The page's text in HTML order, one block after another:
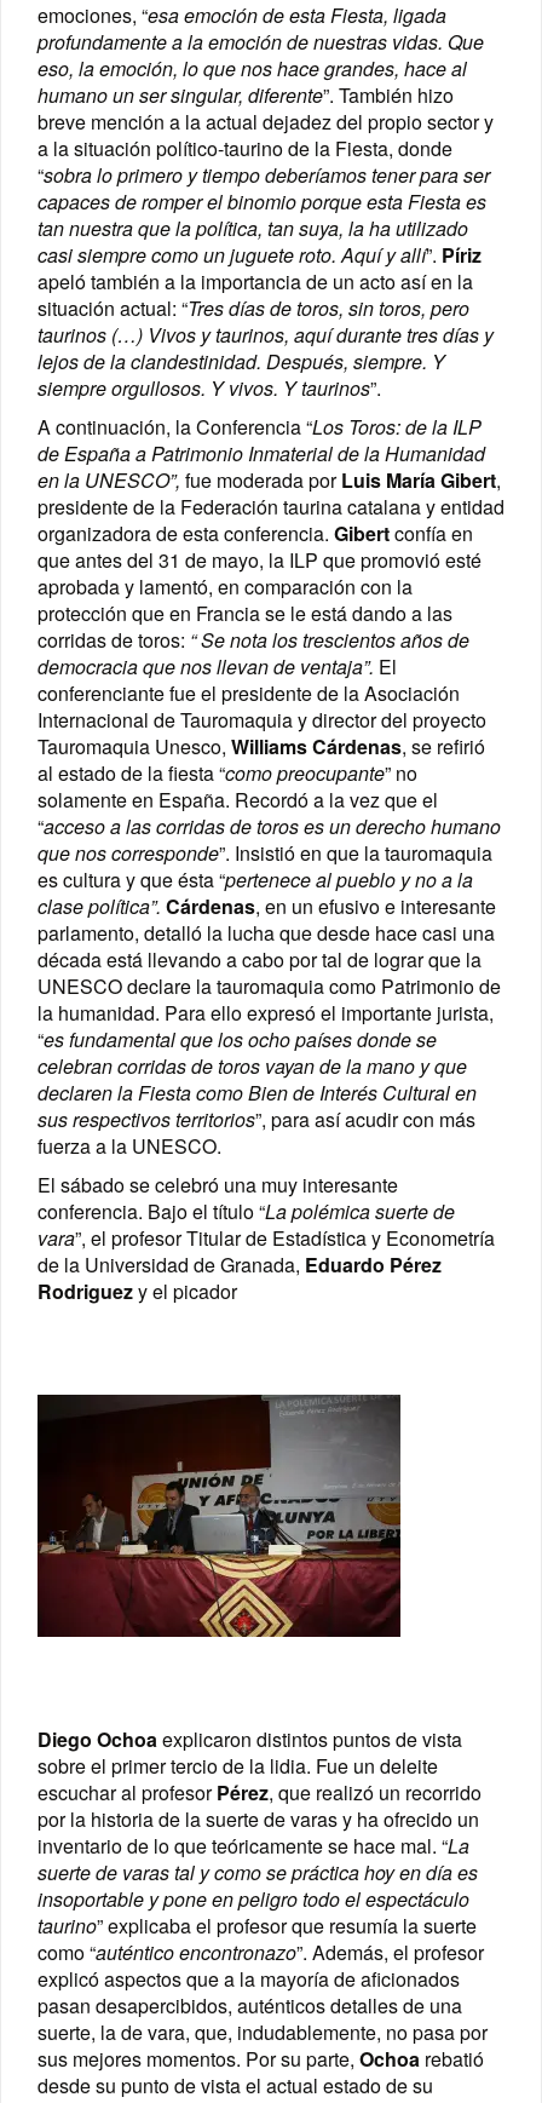
emociones, “esaemoción de esta Fiesta, ligada
profundamente a la emoción de nuestras vidas. Que
eso, la emoción, lo que nos hace grandes, hace al
humano un ser singular, diferente”. También hizo
breve mención a la actual dejadez del propio sector y
a la situación político-taurino de la Fiesta, donde
“sobra lo primero y tiempo deberíamos tener para ser
capaces de romper el binomio porque esta Fiesta es
tan nuestra que la política, tan suya, la ha utilizado
casi siempre como un juguete roto. Aquí y allí”. Píriz
apeló también a la importancia de un acto así en la
situación actual: “Tres días de toros, sin toros, pero
taurinos (…) Vivos y taurinos, aquí durante tres días y
lejos de la clandestinidad. Después, siempre. Y
siempre orgullosos. Y vivos. Y taurinos”.
A continuación, la Conferencia “Los Toros: de la ILP
de España a Patrimonio Inmaterial de la Humanidad
en la UNESCO”, fue moderada porLuis María Gibert,
presidente de la Federación taurina catalana y entidad
organizadora de esta conferencia. Gibertconfía en
que antes del 31 de mayo, la ILP que promovió esté
aprobada y lamentó, en comparación con la
protección que en Francia se le está dando a las
corridas de toros: “Se nota los trescientos años de
democracia que nos llevan de ventaja”. El
conferenciante fue el presidente de la Asociación
Internacional de Tauromaquia y director del proyecto
Tauromaquia Unesco, Williams Cárdenas, se refirió
al estado de la fiesta “como preocupante” no
solamente en España. Recordó a la vez que el
“acceso a las corridas de toros es un derecho humano
que nos corresponde”. Insistió en que la tauromaquia
es cultura y que ésta “pertenece al pueblo y no a la
clase política”. Cárdenas, en un efusivo e interesante
parlamento, detalló la lucha que desde hace casi una
década está llevando a cabo por tal de lograr que la
UNESCO declare la tauromaquia como Patrimonio de
la humanidad. Para ello expresó el importante jurista,
“es fundamental que los ocho países donde se
celebran corridas de toros vayan de la mano y que
declaren la Fiesta como Bien de Interés Cultural en
sus respectivos territorios”, para así acudir con más
fuerza a la UNESCO.
El sábado se celebró una muy interesante
conferencia. Bajo el título “La polémica suerte de
vara”, el profesor Titular de Estadística y Econometría
de la Universidad de Granada, Eduardo Pérez
Rodriguezy el picador
Diego Ochoaexplicaron distintos puntos de vista
sobre el primer tercio de la lidia. Fue un deleite
escuchar al profesorPérez, que realizó un recorrido
por la historia de la suerte de varas y ha ofrecido un
inventario de lo que teóricamente se hace mal. “La
suerte de varas tal y como se práctica hoy en día es
insoportable y pone en peligro todo el espectáculo
taurino” explicaba el profesor que resumía la suerte
como “auténtico encontronazo”. Además, el profesor
explicó aspectos que a la mayoría de aficionados
pasan desapercibidos, auténticos detalles de una
suerte, la de vara, que, indudablemente, no pasa por
sus mejores momentos. Por su parte, Ochoa rebatió
desde su punto de vista el actual estado de su